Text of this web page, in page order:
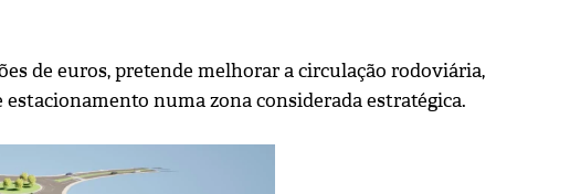
de euros, pretende melhorar a circulação rodoviária,
numa zona considerada estratégica.